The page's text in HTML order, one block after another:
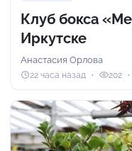
Клуб бокса
Иркутске
Анастасия Орлова
22 часа назад 202